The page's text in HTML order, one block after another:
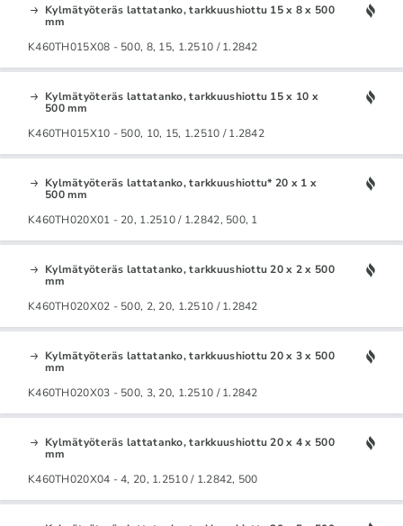
Kylmätyöteräs lattatanko, tarkkuushiottu 15 x 8 x 500
mm
K460TH015X08 - 500, 8, 15, 1.2510 / 1.2842
Kylmätyöteräs lattatanko, tarkkuushiottu 15 x 10 x
500 mm
K460TH015X10 - 500, 10, 15, 1.2510 / 1.2842
Kylmätyöteräs lattatanko, tarkkuushiottu* 20 x 1 x
500 mm
K460TH020X01 - 20, 1.2510 / 1.2842, 500, 1
Kylmätyöteräs lattatanko, tarkkuushiottu 20 x 2 x 500
mm
K460TH020X02 - 500, 2, 20, 1.2510 / 1.2842
Kylmätyöteräs lattatanko, tarkkuushiottu 20 x 3 x 500
mm
K460TH020X03 - 500, 3, 20, 1.2510 / 1.2842
Kylmätyöteräs lattatanko, tarkkuushiottu 20 x 4 x 500
mm
K460TH020X04 - 4, 20, 1.2510 / 1.2842, 500